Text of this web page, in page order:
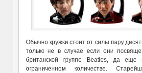
Обычно кружки стоит от силы пару
только не в случае если они
британской группе Beatles, да
ограниченном количестве.